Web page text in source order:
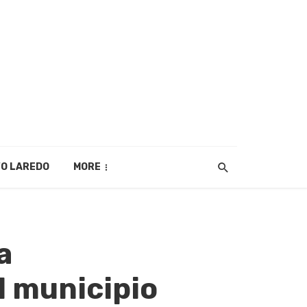
LAREDO MORE
municipio